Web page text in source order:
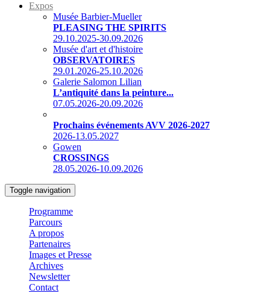
Expos
Musée Barbier-Mueller
PLEASING THE SPIRITS
29.10.2025-30.09.2026
Musée d'art et d'histoire
OBSERVATOIRES
29.01.2026-25.10.2026
Galerie Salomon Lilian
L’antiquité dans la peinture...
07.05.2026-20.09.2026
Prochains événements AVV 2026-2027
2026-13.05.2027
Gowen
CROSSINGS
28.05.2026-10.09.2026
Toggle navigation
Programme
Parcours
A propos
Partenaires
Images et Presse
Archives
Newsletter
Contact